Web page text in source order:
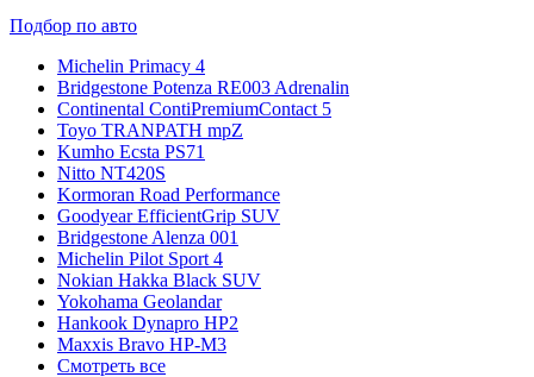
Подбор по авто
Michelin Primacy 4
Bridgestone Potenza RE003 Adrenalin
Continental ContiPremiumContact 5
Toyo TRANPATH mpZ
Kumho Ecsta PS71
Nitto NT420S
Kormoran Road Performance
Goodyear EfficientGrip SUV
Bridgestone Alenza 001
Michelin Pilot Sport 4
Nokian Hakka Black SUV
Yokohama Geolandar
Hankook Dynapro HP2
Maxxis Bravo HP-M3
Смотреть все